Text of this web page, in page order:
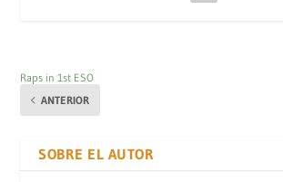
Raps in 1st ESO
ANTERIOR
SOBRE EL AUTOR